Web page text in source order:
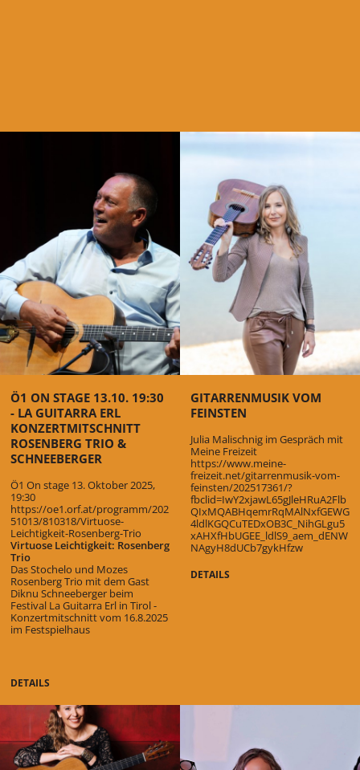
Ö1 ON STAGE 13.10. 19:30
- LA GUITARRA ERL
KONZERTMITSCHNITT
ROSENBERG TRIO &
SCHNEEBERGER
Ö1 On stage 13. Oktober 2025,
19:30
https://oe1.orf.at/programm/202
51013/810318/Virtuose-
Leichtigkeit-Rosenberg-Trio
Virtuose Leichtigkeit: Rosenberg
Trio
Das Stochelo und Mozes
Rosenberg Trio mit dem Gast
Diknu Schneeberger beim
Festival La Guitarra Erl in Tirol -
Konzertmitschnitt vom 16.8.2025
im Festspielhaus
DETAILS
GITARRENMUSIK VOM
FEINSTEN
Julia Malischnig im Gespräch mit
Meine Freizeit
https://www.meine-
freizeit.net/gitarrenmusik-vom-
feinsten/202517361/?
fbclid=IwY2xjawL65gJleHRuA2Flb
QIxMQABHqemrRqMAlNxfGEWG
4ldlKGQCuTEDxOB3C_NihGLgu5
xAHXfHbUGEE_ldlS9_aem_dENW
NAgyH8dUCb7gykHfzw
DETAILS